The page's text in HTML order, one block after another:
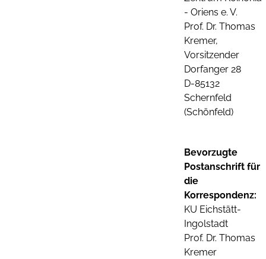
- Oriens e. V.
Prof. Dr. Thomas
Kremer,
Vorsitzender
Dorfanger 28
D-85132
Schernfeld
(Schönfeld)
Bevorzugte
Postanschrift für
die
Korrespondenz:
KU Eichstätt-
Ingolstadt
Prof. Dr. Thomas
Kremer